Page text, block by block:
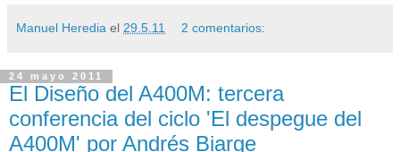
Manuel Heredia el 29.5.11 2 comentarios:
24 mayo 2011
El Diseño del A400M: tercera
conferencia del ciclo 'El despegue del
A400M' por Andrés Biarge